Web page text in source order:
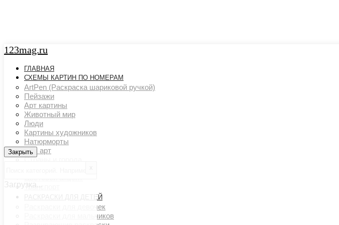
123mag.ru
ГЛАВНАЯ
СХЕМЫ КАРТИН ПО НОМЕРАМ
ArtPen (Раскраска шариковой ручкой)
Пейзажи
Арт картины
Животный мир
Люди
Картины художников
Натюрморты
Поп арт
Страны и города
Транспорт
РАСКРАСКИ ДЛЯ ДЕТЕЙ
Раскраски для девочек
Раскраски для мальчиков
Закрыть
Закрыть
Загрузка...